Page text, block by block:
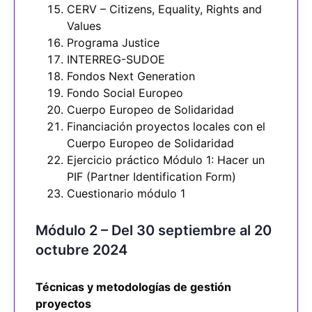
CERV – Citizens, Equality, Rights and
Values
Programa Justice
INTERREG-SUDOE
Fondos Next Generation
Fondo Social Europeo
Cuerpo Europeo de Solidaridad
Financiación proyectos locales con el
Cuerpo Europeo de Solidaridad
Ejercicio práctico Módulo 1: Hacer un
PIF (Partner Identification Form)
Cuestionario módulo 1
Módulo 2 – Del 30 septiembre al 20
octubre 2024
Técnicas y metodologías de gestión
proyectos